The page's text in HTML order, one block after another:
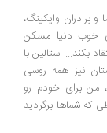
وایکینگ،
دنیا مسکن
استالین با
همه روسی
خودم رو
برگردید